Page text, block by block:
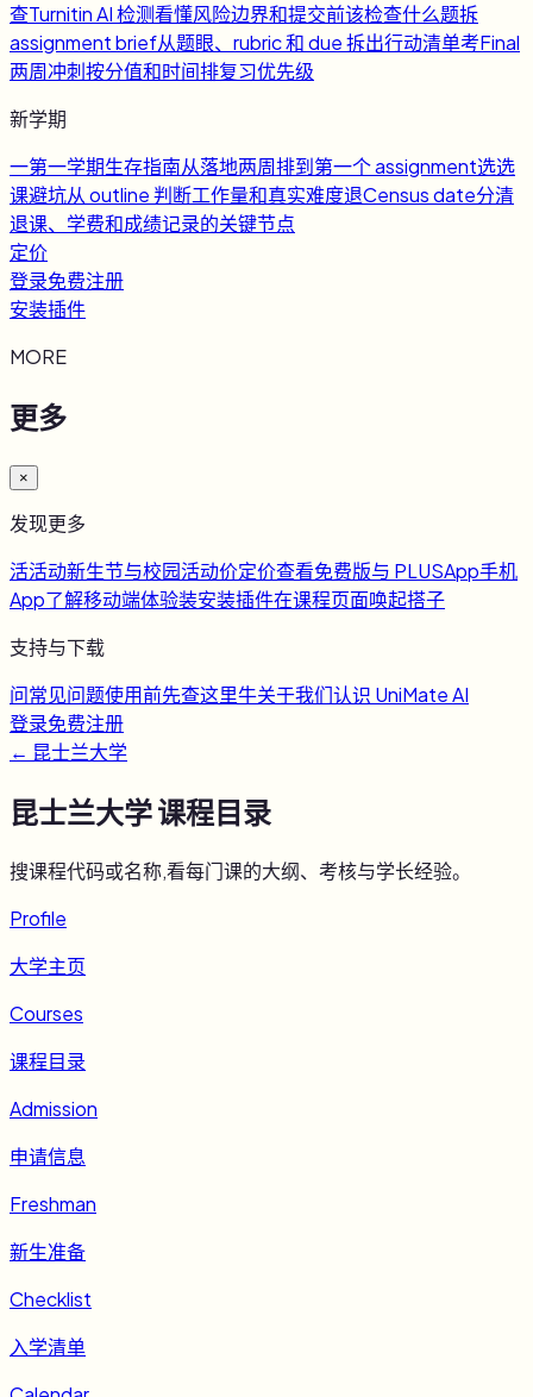
查Turnitin AI 检测看懂风险边界和提交前该检查什么题拆
assignment brief从题眼、rubric 和 due 拆出行动清单考Final
两周冲刺按分值和时间排复习优先级
新学期
一第一学期生存指南从落地两周排到第一个 assignment选选
课避坑从 outline 判断工作量和真实难度退Census date分清
退课、学费和成绩记录的关键节点
定价
登录免费注册
安装插件
MORE
更多
×
发现更多
活活动新生节与校园活动价定价查看免费版与 PLUSApp手机
App了解移动端体验装安装插件在课程页面唤起搭子
支持与下载
问常见问题使用前先查这里牛关于我们认识 UniMate AI
登录免费注册
← 昆士兰大学
昆士兰大学课程目录
搜课程代码或名称,看每门课的大纲、考核与学长经验。
Profile
大学主页
Courses
课程目录
Admission
申请信息
Freshman
新生准备
Checklist
入学清单